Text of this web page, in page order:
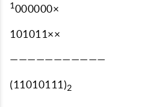
1000000×
101011××
———————————
(11010111)2